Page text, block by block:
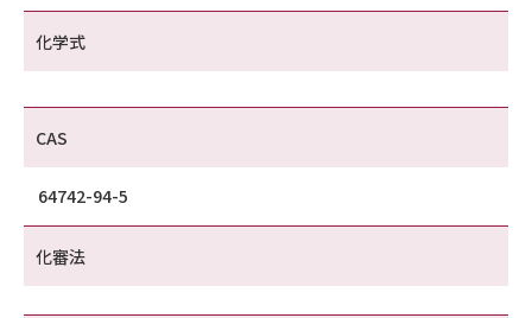
化学式
CAS
64742-94-5
化審法